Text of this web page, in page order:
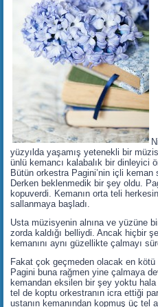
yüzyılda yaşamış yetenekli bir
ünlü kemancı kalabalık bir dinleyici
Bütün orkestra Pagini’nin içli
Derken beklenmedik bir şey oldu.
kopuverdi. Kemanın orta teli
sallanmaya başladı.
Usta müzisyenin alnına ve yüzüne
zorda kaldığı belliydi. Ancak hiçbir
kemanını aynı güzellikte çalmayı
Fakat çok geçmeden olacak en
Pagini buna rağmen yine çalmaya
kemandan eksilen bir şey yoktu
tel de koptu orkestranın icra ettiği
ustanın kemanından kopmuş üç tel